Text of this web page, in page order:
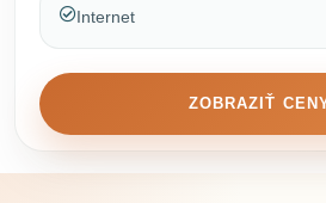
Internet
ZOBRAZIŤ